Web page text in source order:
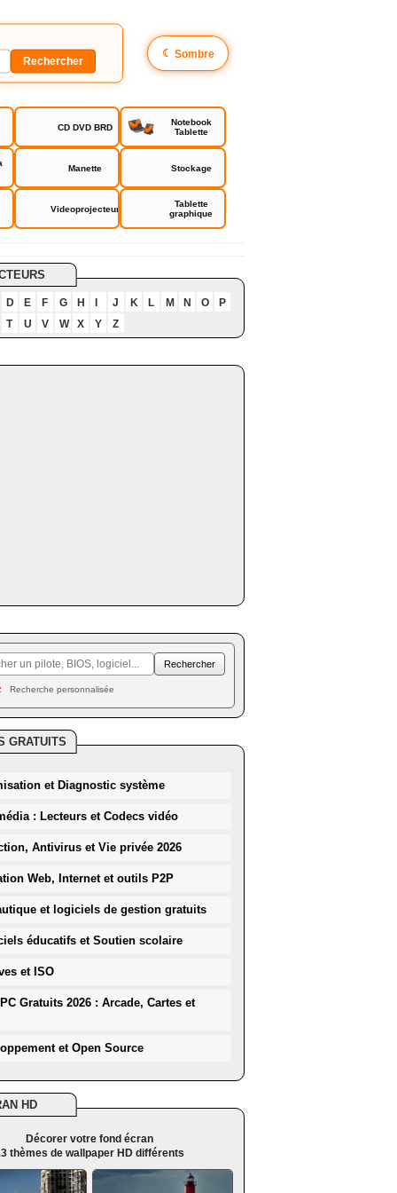
☾ Sombre
CD DVD BRD
Notebook
Tablette
Manette Stockage
Videoprojecteur
Tablette
graphique
D E F G H J K L M N O
P
T
U V W X Y Z
Recherche personnalisée
GRATUITS
et Diagnostic système
: Lecteurs et Codecs vidéo
Antivirus et Vie privée 2026
Web, Internet et outils P2P
et logiciels de gestion gratuits
éducatifs et Soutien scolaire
et ISO
Gratuits 2026 : Arcade, Cartes et
et Open Source
HD
Décorer votre fond écran
thèmes de wallpaper HD différents